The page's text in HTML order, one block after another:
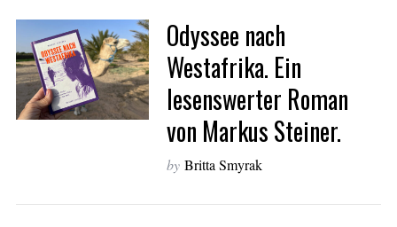
Odyssee nach
Westafrika. Ein
lesenswerter Roman
von Markus Steiner.
by Britta Smyrak
c
h
f
o
r